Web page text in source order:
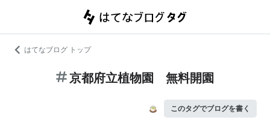
はてなブログ トップ
京都府立植物園 無料開園
このタグでブログを書く